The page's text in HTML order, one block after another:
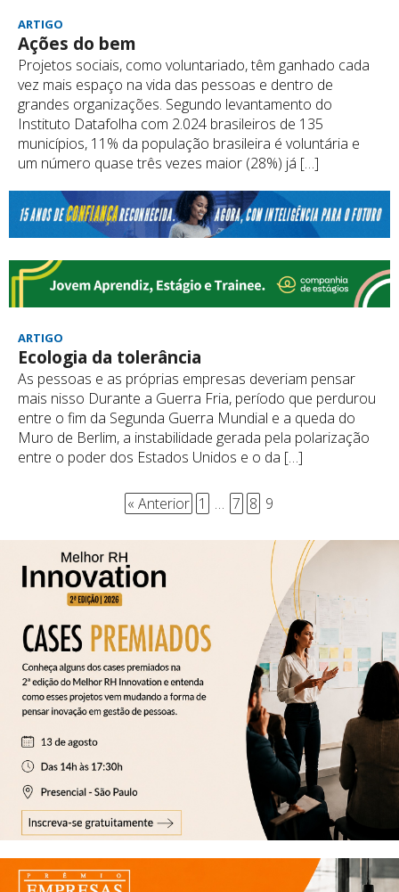
ARTIGO
Ações do bem
Projetos sociais, como voluntariado, têm ganhado cada
vez mais espaço na vida das pessoas e dentro de
grandes organizações. Segundo levantamento do
Instituto Datafolha com 2.024 brasileiros de 135
municípios, 11% da população brasileira é voluntária e
um número quase três vezes maior (28%) já […]
ARTIGO
Ecologia da tolerância
As pessoas e as próprias empresas deveriam pensar
mais nisso Durante a Guerra Fria, período que perdurou
entre o fim da Segunda Guerra Mundial e a queda do
Muro de Berlim, a instabilidade gerada pela polarização
entre o poder dos Estados Unidos e o da […]
« Anterior 1 … 7 8 9